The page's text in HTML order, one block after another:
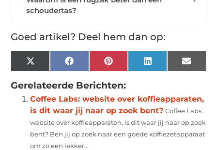
schoudertas?
Goed artikel? Deel hem dan op:
X
(Twitter)
Facebook Pinterest LinkedIn Email
Gerelateerde Berichten:
Coffee Labs: website over koffieapparaten,
is dit waar jij naar op zoek bent? Coffee Labs:
website over koffieapparaten, is dit waar jij naar op zoek
bent? Ben jij op zoek naar een goede koffiezetapparaat
om zo een lekker...